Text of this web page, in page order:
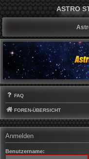
ASTRO
FAQ
FOREN-ÜBERSICHT
Anmelden
Benutzername: